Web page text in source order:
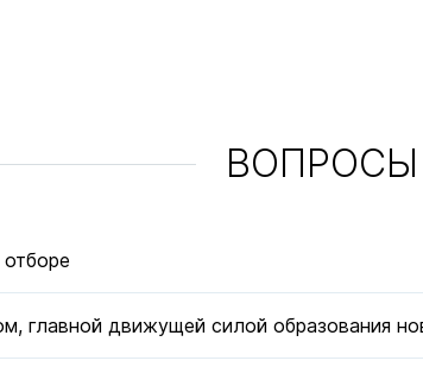
ВОПРОСЫ
главной движущей силой образования